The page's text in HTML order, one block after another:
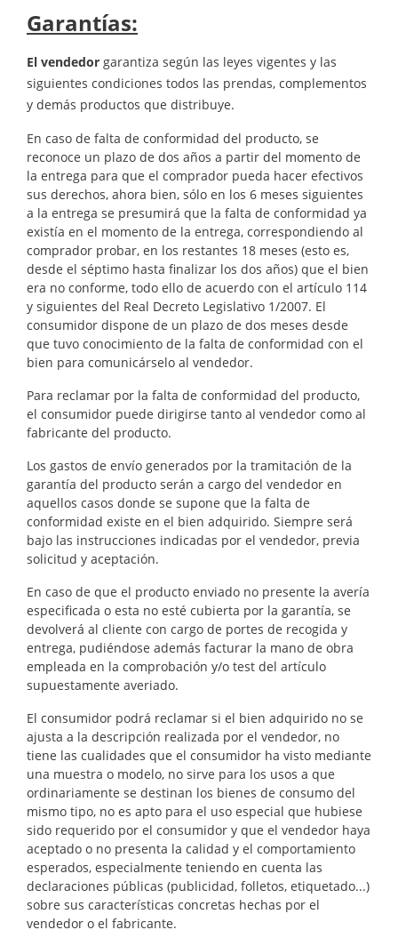
Garantías:
El vendedor garantiza según las leyes vigentes y las
siguientes condiciones todos las prendas, complementos
y demás productos que distribuye.
En caso de falta de conformidad del producto, se
reconoce un plazo de dos años a partir del momento de
la entrega para que el comprador pueda hacer efectivos
sus derechos, ahora bien, sólo en los 6 meses siguientes
a la entrega se presumirá que la falta de conformidad ya
existía en el momento de la entrega, correspondiendo al
comprador probar, en los restantes 18 meses (esto es,
desde el séptimo hasta finalizar los dos años) que el bien
era no conforme, todo ello de acuerdo con el artículo 114
y siguientes del Real Decreto Legislativo 1/2007. El
consumidor dispone de un plazo de dos meses desde
que tuvo conocimiento de la falta de conformidad con el
bien para comunicárselo al vendedor.
Para reclamar por la falta de conformidad del producto,
el consumidor puede dirigirse tanto al vendedor como al
fabricante del producto.
Los gastos de envío generados por la tramitación de la
garantía del producto serán a cargo del vendedor en
aquellos casos donde se supone que la falta de
conformidad existe en el bien adquirido. Siempre será
bajo las instrucciones indicadas por el vendedor, previa
solicitud y aceptación.
En caso de que el producto enviado no presente la avería
especificada o esta no esté cubierta por la garantía, se
devolverá al cliente con cargo de portes de recogida y
entrega, pudiéndose además facturar la mano de obra
empleada en la comprobación y/o test del artículo
supuestamente averiado.
El consumidor podrá reclamar si el bien adquirido no se
ajusta a la descripción realizada por el vendedor, no
tiene las cualidades que el consumidor ha visto mediante
una muestra o modelo, no sirve para los usos a que
ordinariamente se destinan los bienes de consumo del
mismo tipo, no es apto para el uso especial que hubiese
sido requerido por el consumidor y que el vendedor haya
aceptado o no presenta la calidad y el comportamiento
esperados, especialmente teniendo en cuenta las
declaraciones públicas (publicidad, folletos, etiquetado...)
sobre sus características concretas hechas por el
vendedor o el fabricante.